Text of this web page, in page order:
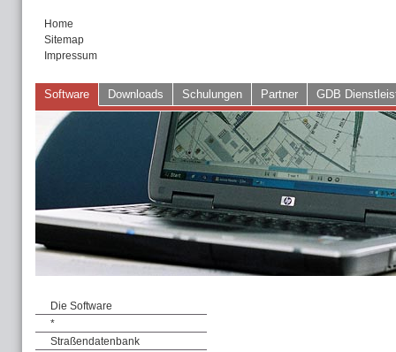
Home
Sitemap
Impressum
Software Downloads Schulungen Partner GDB
Die Software
*
Straßendatenbank